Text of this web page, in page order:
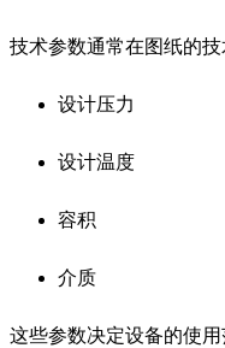
技术参数通常在图纸的技
设计压力
设计温度
容积
介质
这些参数决定设备的使用